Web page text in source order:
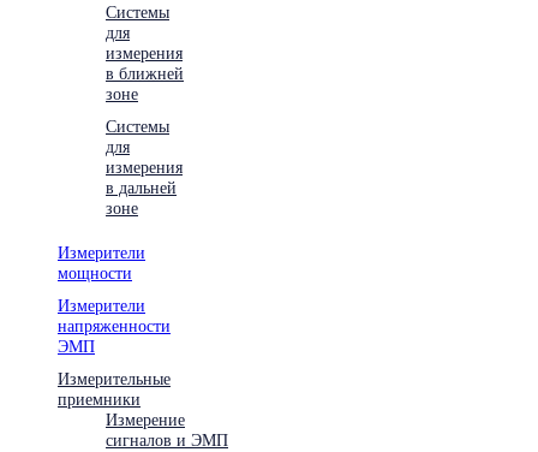
Системы
для
измерения
в ближней
зоне
Системы
для
измерения
в дальней
зоне
Измерители
мощности
Измерители
напряженности
ЭМП
Измерительные
приемники
Измерение
сигналов и ЭМП